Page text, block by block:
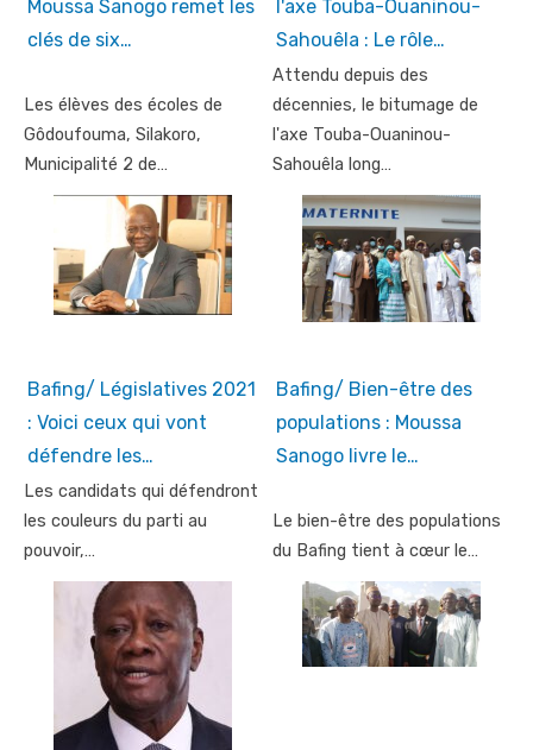
Moussa Sanogo remet les
clés de six…
Les élèves des écoles de
Gôdoufouma, Silakoro,
Municipalité 2 de…
l'axe Touba-Ouaninou-
Sahouêla : Le rôle…
Attendu depuis des
décennies, le bitumage de
l'axe Touba-Ouaninou-
Sahouêla long…
Bafing/ Législatives 2021
: Voici ceux qui vont
défendre les…
Les candidats qui défendront
les couleurs du parti au
pouvoir,…
Bafing/ Bien-être des
populations : Moussa
Sanogo livre le…
Le bien-être des populations
du Bafing tient à cœur le…